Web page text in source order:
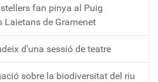
fan pinya al Puig
Laietans de Gramenet
d'una sessió de teatre
sobre la biodiversitat del riu